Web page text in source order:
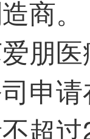
商。
朋
申
超